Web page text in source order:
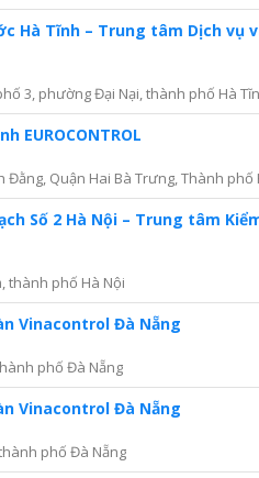
Hà Tĩnh – Trung tâm Dịch vụ
3, phường Đại Nại, thành phố Hà
EUROCONTROL
Đằng, Quận Hai Bà Trưng, Thành phố
Số 2 Hà Nội – Trung tâm
thành phố Hà Nội
Vinacontrol Đà Nẵng
phố Đà Nẵng
Vinacontrol Đà Nẵng
phố Đà Nẵng